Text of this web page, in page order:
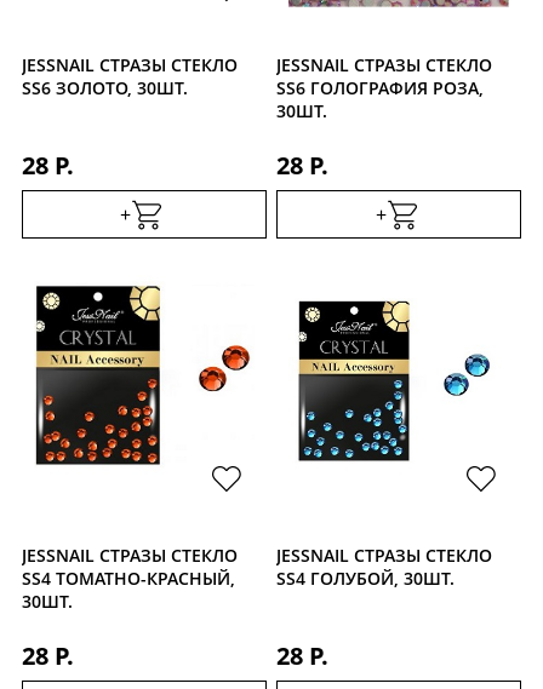
JESSNAIL СТРАЗЫ СТЕКЛО
SS6 ЗОЛОТО, 30ШТ.
28 Р.
+
JESSNAIL СТРАЗЫ СТЕКЛО
SS6 ГОЛОГРАФИЯ РОЗА,
30ШТ.
28 Р.
+
JESSNAIL СТРАЗЫ СТЕКЛО
SS4 ТОМАТНО-КРАСНЫЙ,
30ШТ.
28 Р.
JESSNAIL СТРАЗЫ СТЕКЛО
SS4 ГОЛУБОЙ, 30ШТ.
28 Р.